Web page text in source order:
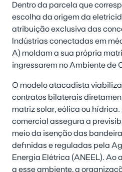
Dentro da parcela que
escolha da origem da
atribuição exclusiva das
Indústrias conectadas em
A) moldam a sua própria
ingressarem no Ambiente de
O modelo atacadista
contratos bilaterais
matriz solar, eólica ou
comercial assegura a
meio da isenção das
definidas e reguladas pela
Energia Elétrica (ANEEL). Ao
a esse ambiente, a